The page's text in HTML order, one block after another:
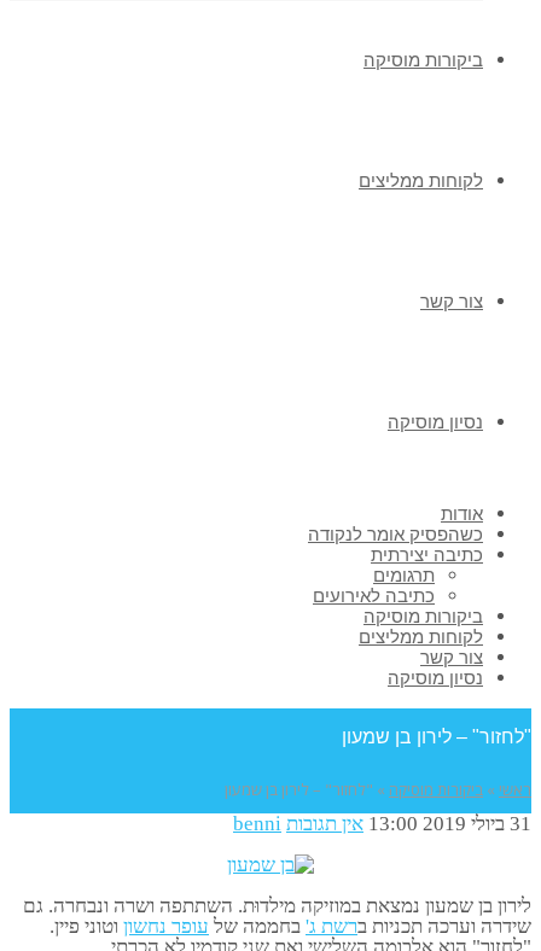
ביקורות מוסיקה
לקוחות ממליצים
צור קשר
נסיון מוסיקה
אודות
כשהפסיק אומר לנקודה
כתיבה יצירתית
תרגומים
כתיבה לאירועים
ביקורות מוסיקה
לקוחות ממליצים
צור קשר
נסיון מוסיקה
"לחזור" – לירון בן שמעון
ראשי » ביקורות מוסיקה » "לחזור" – לירון בן שמעון
31 ביולי 2019 13:00 אין תגובות benni
לירון בן שמעון נמצאת במוזיקה מילדוּת. השתתפה ושרה ונבחרה. גם
שידרה וערכה תכניות ברשת ג' בחממה של עופר נחשון וטוני פיין.